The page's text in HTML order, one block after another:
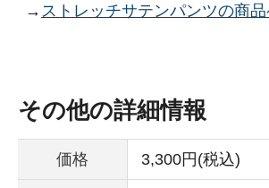
→ ストレッチサテンパンツの商
その他の詳細情報
価格 3,300円(税込)